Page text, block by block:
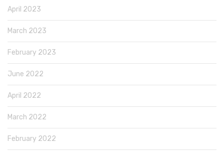
April 2023
March 2023
February 2023
June 2022
April 2022
March 2022
February 2022